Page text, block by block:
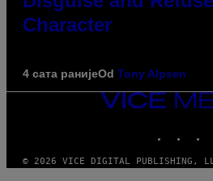
Character
4 сата ранијеOd Tony Alpsen
VICE
© 2026 VICE DIGITAL PUBLISHING,